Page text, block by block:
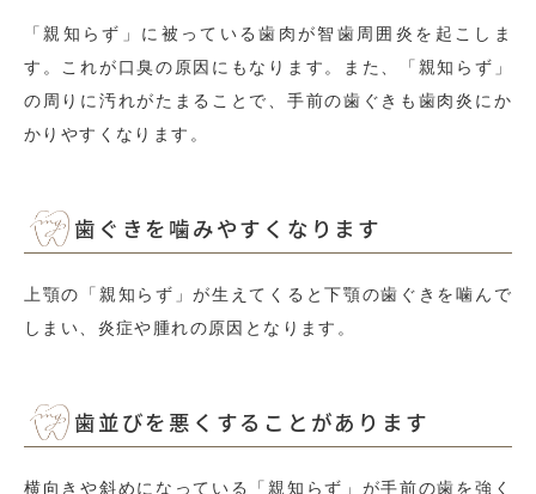
「親知らず」に被っている歯肉が智歯周囲炎を起こしま
す。これが口臭の原因にもなります。また、「親知らず」
の周りに汚れがたまることで、手前の歯ぐきも歯肉炎にか
かりやすくなります。
歯ぐきを噛みやすくなります
上顎の「親知らず」が生えてくると下顎の歯ぐきを噛んで
しまい、炎症や腫れの原因となります。
歯並びを悪くすることがあります
横向きや斜めになっている「親知らず」が手前の歯を強く